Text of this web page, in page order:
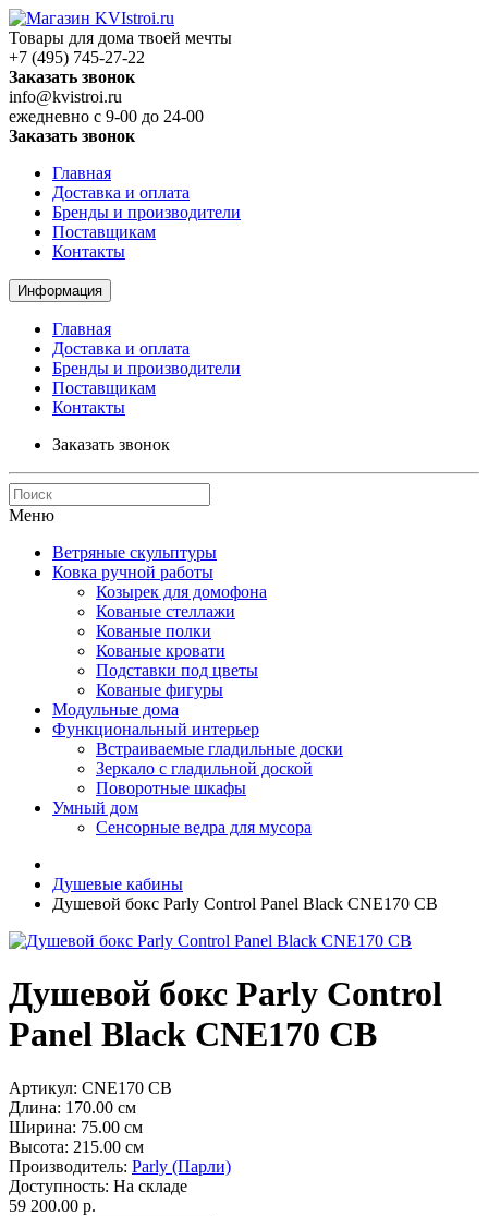
Товары для дома твоей мечты
+7 (495) 745-27-22
Заказать звонок
info@kvistroi.ru
ежедневно с 9-00 до 24-00
Заказать звонок
Главная
Доставка и оплата
Бренды и производители
Поставщикам
Контакты
Информация
Главная
Доставка и оплата
Бренды и производители
Поставщикам
Контакты
Заказать звонок
Меню
Ветряные скульптуры
Ковка ручной работы
Козырек для домофона
Кованые стеллажи
Кованые полки
Кованые кровати
Подставки под цветы
Кованые фигуры
Модульные дома
Функциональный интерьер
Встраиваемые гладильные доски
Зеркало с гладильной доской
Поворотные шкафы
Умный дом
Сенсорные ведра для мусора
Душевые кабины
Душевой бокс Parly Control Panel Black CNE170 CB
Душевой бокс Parly Control
Panel Black CNE170 CB
Артикул: CNE170 CB
Длина: 170.00 см
Ширина: 75.00 см
Высота: 215.00 см
Производитель: Parly (Парли)
Доступность: На складе
59 200.00 р.